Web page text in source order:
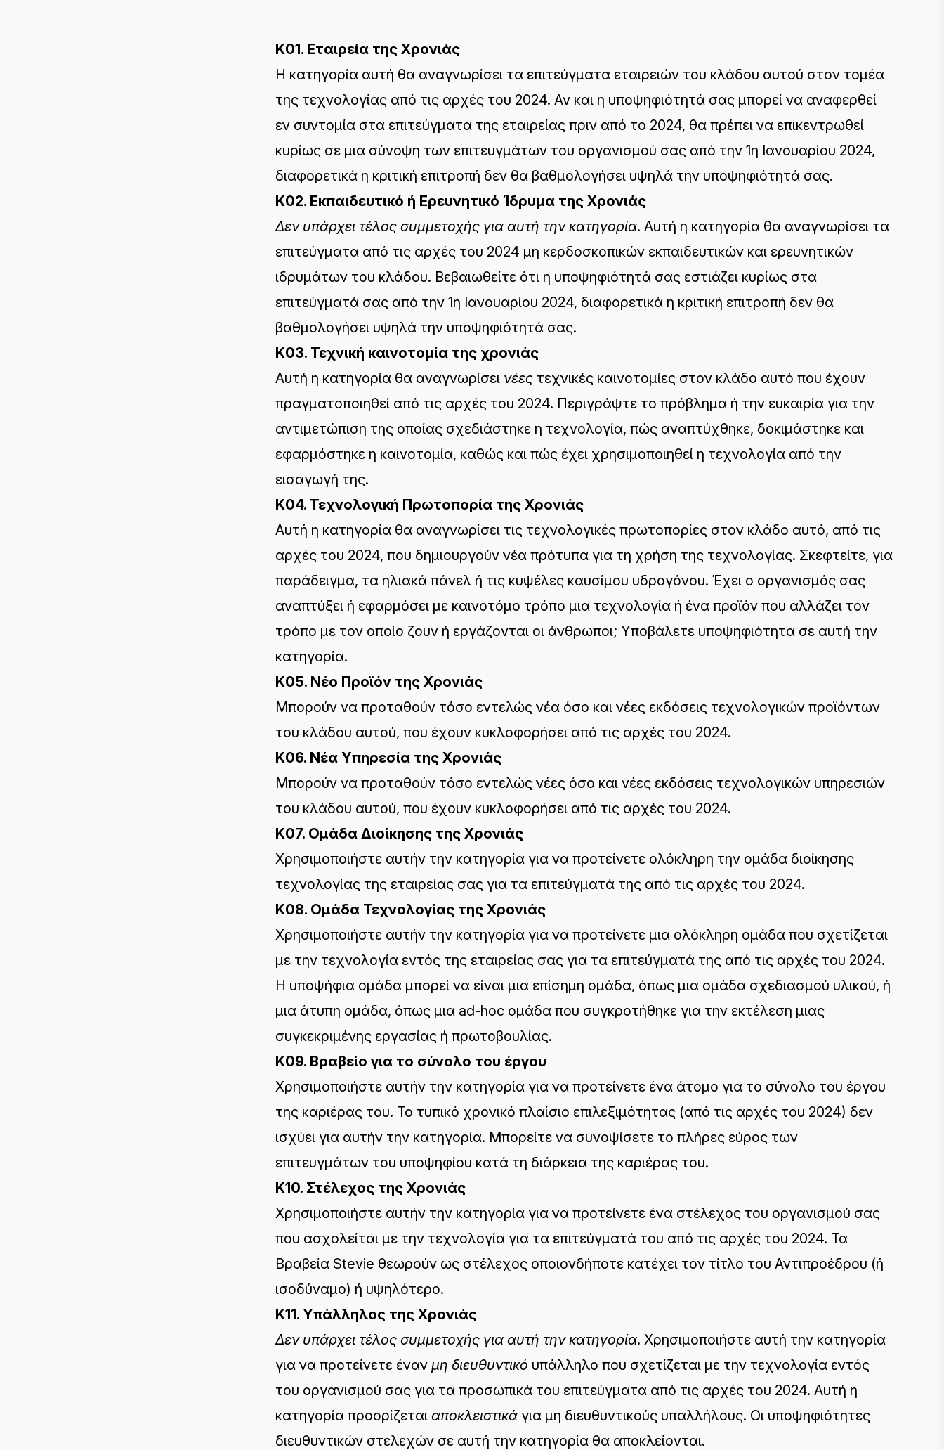
K01. Εταιρεία της Χρονιάς
Η κατηγορία αυτή θα αναγνωρίσει τα επιτεύγματα εταιρειών του κλάδου αυτού στον τομέα
της τεχνολογίας από τις αρχές του 2024. Αν και η υποψηφιότητά σας μπορεί να αναφερθεί
εν συντομία στα επιτεύγματα της εταιρείας πριν από το 2024, θα πρέπει να επικεντρωθεί
κυρίως σε μια σύνοψη των επιτευγμάτων του οργανισμού σας από την 1η Ιανουαρίου 2024,
διαφορετικά η κριτική επιτροπή δεν θα βαθμολογήσει υψηλά την υποψηφιότητά σας.
K02. Εκπαιδευτικό ή Ερευνητικό Ίδρυμα της Χρονιάς
Δεν υπάρχει τέλος συμμετοχής για αυτή την κατηγορία. Αυτή η κατηγορία θα αναγνωρίσει τα
επιτεύγματα από τις αρχές του 2024 μη κερδοσκοπικών εκπαιδευτικών και ερευνητικών
ιδρυμάτων του κλάδου. Βεβαιωθείτε ότι η υποψηφιότητά σας εστιάζει κυρίως στα
επιτεύγματά σας από την 1η Ιανουαρίου 2024, διαφορετικά η κριτική επιτροπή δεν θα
βαθμολογήσει υψηλά την υποψηφιότητά σας.
K03. Τεχνική καινοτομία της χρονιάς
Αυτή η κατηγορία θα αναγνωρίσει νέες τεχνικές καινοτομίες στον κλάδο αυτό που έχουν
πραγματοποιηθεί από τις αρχές του 2024. Περιγράψτε το πρόβλημα ή την ευκαιρία για την
αντιμετώπιση της οποίας σχεδιάστηκε η τεχνολογία, πώς αναπτύχθηκε, δοκιμάστηκε και
εφαρμόστηκε η καινοτομία, καθώς και πώς έχει χρησιμοποιηθεί η τεχνολογία από την
εισαγωγή της.
K04. Τεχνολογική Πρωτοπορία της Χρονιάς
Αυτή η κατηγορία θα αναγνωρίσει τις τεχνολογικές πρωτοπορίες στον κλάδο αυτό, από τις
αρχές του 2024, που δημιουργούν νέα πρότυπα για τη χρήση της τεχνολογίας. Σκεφτείτε, για
παράδειγμα, τα ηλιακά πάνελ ή τις κυψέλες καυσίμου υδρογόνου. Έχει ο οργανισμός σας
αναπτύξει ή εφαρμόσει με καινοτόμο τρόπο μια τεχνολογία ή ένα προϊόν που αλλάζει τον
τρόπο με τον οποίο ζουν ή εργάζονται οι άνθρωποι; Υποβάλετε υποψηφιότητα σε αυτή την
κατηγορία.
K05. Νέο Προϊόν της Χρονιάς
Μπορούν να προταθούν τόσο εντελώς νέα όσο και νέες εκδόσεις τεχνολογικών προϊόντων
του κλάδου αυτού, που έχουν κυκλοφορήσει από τις αρχές του 2024.
K06. Νέα Υπηρεσία της Χρονιάς
Μπορούν να προταθούν τόσο εντελώς νέες όσο και νέες εκδόσεις τεχνολογικών υπηρεσιών
του κλάδου αυτού, που έχουν κυκλοφορήσει από τις αρχές του 2024.
K07. Ομάδα Διοίκησης της Χρονιάς
Χρησιμοποιήστε αυτήν την κατηγορία για να προτείνετε ολόκληρη την ομάδα διοίκησης
τεχνολογίας της εταιρείας σας για τα επιτεύγματά της από τις αρχές του 2024.
K08. Ομάδα Τεχνολογίας της Χρονιάς
Χρησιμοποιήστε αυτήν την κατηγορία για να προτείνετε μια ολόκληρη ομάδα που σχετίζεται
με την τεχνολογία εντός της εταιρείας σας για τα επιτεύγματά της από τις αρχές του 2024.
Η υποψήφια ομάδα μπορεί να είναι μια επίσημη ομάδα, όπως μια ομάδα σχεδιασμού υλικού, ή
μια άτυπη ομάδα, όπως μια ad-hoc ομάδα που συγκροτήθηκε για την εκτέλεση μιας
συγκεκριμένης εργασίας ή πρωτοβουλίας.
K09. Βραβείο για το σύνολο του έργου
Χρησιμοποιήστε αυτήν την κατηγορία για να προτείνετε ένα άτομο για το σύνολο του έργου
της καριέρας του. Το τυπικό χρονικό πλαίσιο επιλεξιμότητας (από τις αρχές του 2024) δεν
ισχύει για αυτήν την κατηγορία. Μπορείτε να συνοψίσετε το πλήρες εύρος των
επιτευγμάτων του υποψηφίου κατά τη διάρκεια της καριέρας του.
K10. Στέλεχος της Χρονιάς
Χρησιμοποιήστε αυτήν την κατηγορία για να προτείνετε ένα στέλεχος του οργανισμού σας
που ασχολείται με την τεχνολογία για τα επιτεύγματά του από τις αρχές του 2024. Τα
Βραβεία Stevie θεωρούν ως στέλεχος οποιονδήποτε κατέχει τον τίτλο του Αντιπροέδρου (ή
ισοδύναμο) ή υψηλότερο.
K11. Υπάλληλος της Χρονιάς
Δεν υπάρχει τέλος συμμετοχής για αυτή την κατηγορία. Χρησιμοποιήστε αυτή την κατηγορία
για να προτείνετε έναν μη διευθυντικό υπάλληλο που σχετίζεται με την τεχνολογία εντός
του οργανισμού σας για τα προσωπικά του επιτεύγματα από τις αρχές του 2024. Αυτή η
κατηγορία προορίζεται αποκλειστικά για μη διευθυντικούς υπαλλήλους. Οι υποψηφιότητες
διευθυντικών στελεχών σε αυτή την κατηγορία θα αποκλείονται.